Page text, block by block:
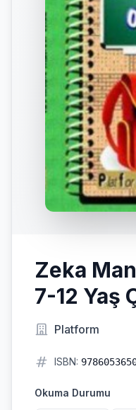
Zeka
7-12 Yaş
Platform
ISBN:
Okuma Durumu